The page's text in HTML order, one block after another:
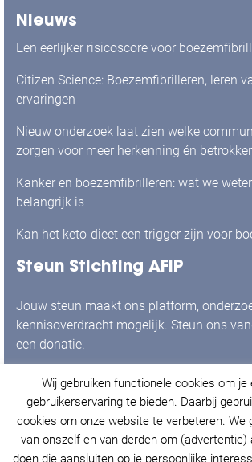
Nieuws
Een eerlijker risicoscore voor
Citizen Science: Boezemfibrilleren, leren
ervaringen
Nieuw onderzoek laat zien welke
zorgen voor meer herkenning én
Kanker en boezemfibrilleren: wat we
belangrijk is
Kan het keto-dieet een trigger zijn voor
Steun Stichting AFIP
Jouw steun maakt ons platform,
kennisoverdracht mogelijk. Steun ons
een donatie.
Ja, ik doneer graag!
Wij gebruiken functionele cookies om je
gebruikerservaring te bieden. Daarbij
cookies om onze website te verbeteren. We
van onszelf en van derden om (advertentie)
doen die aansluiten op je persoonlijke